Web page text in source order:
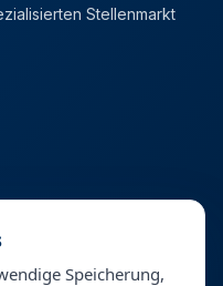
Stellenmarkt
Speicherung,